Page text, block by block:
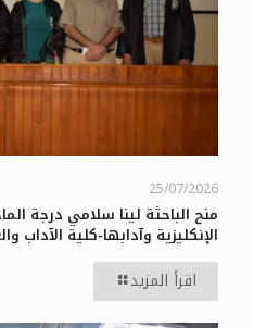
25/07/2026
منح الباحثة لينا سلامي درجة
الإنكليزية وآدابها-كلية الآداب
اقرأ المزيد